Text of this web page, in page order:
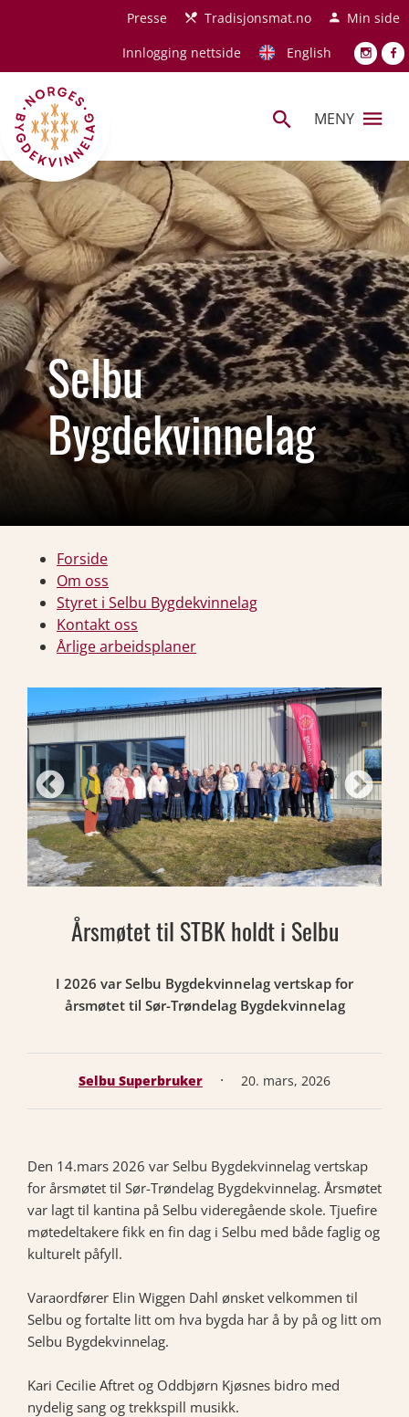
Hopp til hovedinnholdPresse Tradisjonsmat.no
Min side
Innlogging nettside
English
MENY
Selbu
Bygdekvinnelag
Forside
Om oss
Styret i Selbu Bygdekvinnelag
Kontakt oss
Årlige arbeidsplaner
Årsmøtet til STBK holdt i Selbu
I 2026 var Selbu Bygdekvinnelag vertskap for
årsmøtet til Sør-Trøndelag Bygdekvinnelag
Selbu Superbruker · 20. mars, 2026
Den 14.mars 2026 var Selbu Bygdekvinnelag vertskap
for årsmøtet til Sør-Trøndelag Bygdekvinnelag. Årsmøtet
var lagt til kantina på Selbu videregående skole. Tjuefire
møtedeltakere fikk en fin dag i Selbu med både faglig og
kulturelt påfyll.
Varaordfører Elin Wiggen Dahl ønsket velkommen til
Selbu og fortalte litt om hva bygda har å by på og litt om
Selbu Bygdekvinnelag.
Kari Cecilie Aftret og Oddbjørn Kjøsnes bidro med
nydelig sang og trekkspill musikk.